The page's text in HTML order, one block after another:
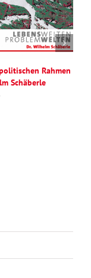
Rahmen
Schäberle